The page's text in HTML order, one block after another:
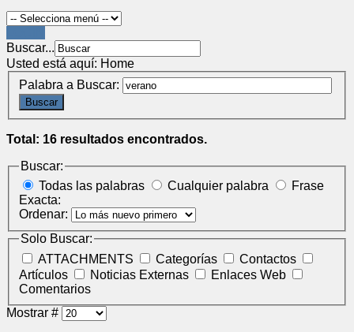
Buscar...
Usted está aquí: Home
Palabra a Buscar:
Buscar
Total: 16 resultados encontrados.
Buscar:
Todas las palabras
Cualquier palabra
Frase
Exacta:
Ordenar:
Solo Buscar:
ATTACHMENTS
Categorías
Contactos
Artículos
Noticias Externas
Enlaces Web
Comentarios
Mostrar #